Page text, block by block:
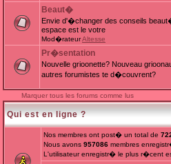
Beaut�
Envie d'�changer des conseils
espace est le votre
Mod�rateurAltesse
Pr�sentation
Nouvelle grioonette? Nouveau
autres forumistes te d�couvrent?
Marquer tous les forums comme lus
Qui est en ligne ?
Nos membres ont post� un total de
Nous avons 957086 membres
L'utilisateur enregistr� le plus r�cent